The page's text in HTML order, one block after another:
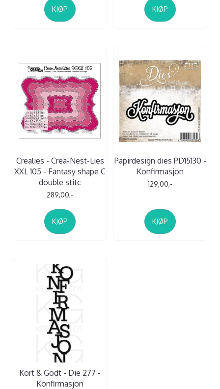
KJØP KJØP
Crealies - Crea-Nest-Lies
XXL 105 - Fantasy shape C
double stitc
289,00,-
KJØP
Papirdesign dies PD15130 -
Konfirmasjon
129,00,-
KJØP
Kort & Godt - Die 277 -
Konfirmasjon